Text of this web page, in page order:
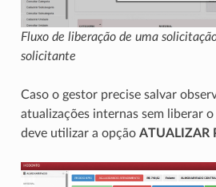
Fluxo de liberação de uma
solicitante
Caso o gestor precise salvar
atualizações internas sem liberar
deve utilizar a opção ATUALIZAR